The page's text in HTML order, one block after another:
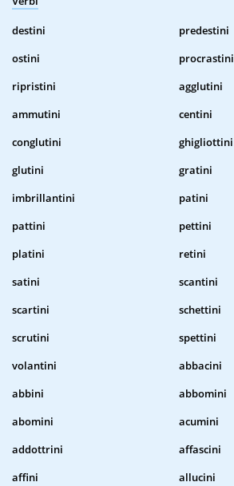
destini
predestini
ostini
procrastini
ripristini
agglutini
ammutini
centini
conglutini
ghigliottini
glutini
gratini
imbrillantini
patini
pattini
pettini
platini
retini
satini
scantini
scartini
schettini
scrutini
spettini
volantini
abbacini
abbini
abbomini
abomini
acumini
addottrini
affascini
affini
allucini